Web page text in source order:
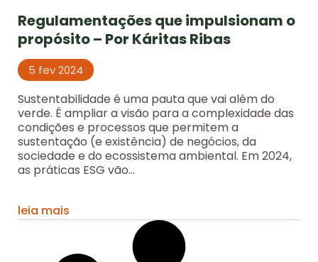
Regulamentações que impulsionam o
propósito – Por Káritas Ribas
5 fev 2024
Sustentabilidade é uma pauta que vai além do
verde. É ampliar a visão para a complexidade das
condições e processos que permitem a
sustentação (e existência) de negócios, da
sociedade e do ecossistema ambiental. Em 2024,
as práticas ESG vão...
leia mais